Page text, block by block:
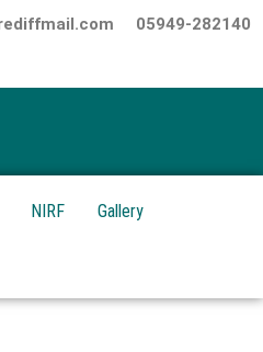
05949-282140
NIRF Gallery